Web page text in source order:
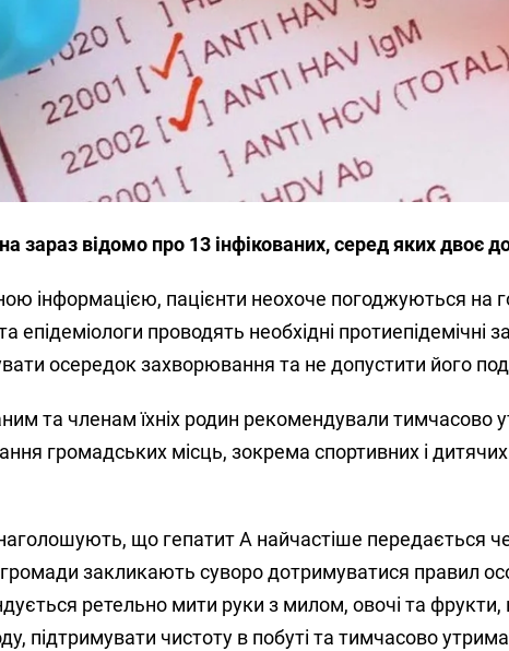
зараз відомо про 13 інфікованих, серед яких двоє
інформацією, пацієнти неохоче погоджуються на
епідеміологи проводять необхідні
осередок захворювання та не допустити його
та членам їхніх родин рекомендували тимчасово
громадських місць, зокрема спортивних і
що гепатит А найчастіше передається
закликають суворо дотримуватися правил
ретельно мити руки з милом, овочі та
підтримувати чистоту в побуті та тимчасово